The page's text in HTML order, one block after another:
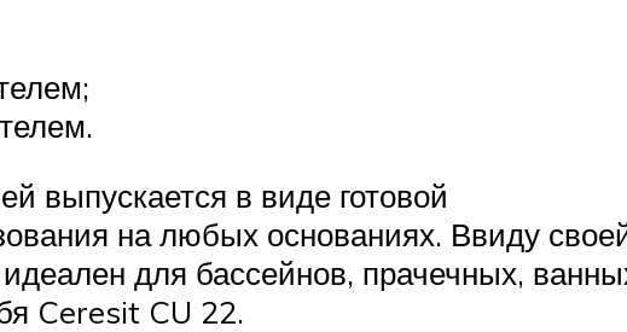
выпускается в виде готовой
на любых основаниях. Ввиду
для бассейнов, прачечных,
Ceresit CU 22.